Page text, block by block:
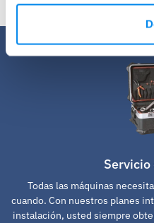
Servicio
Todas las máquinas
cuando. Con nuestros planes
instalación, usted siempre